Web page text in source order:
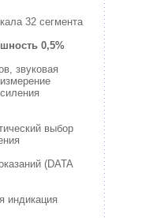
32 сегмента
0,5%
звуковая
выбор
(DATA
индикация